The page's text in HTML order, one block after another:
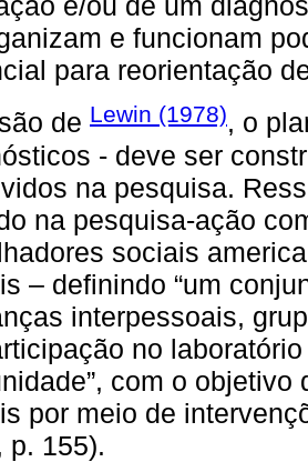
e funcionam
para reorientação
de Lewin (1978), o
- deve ser
na pesquisa.
na pesquisa-ação
sociais
– definindo “um
interpessoais,
no
com o
por meio de
p. 155).